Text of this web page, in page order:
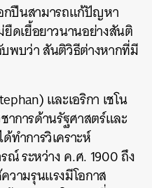
กปืนสามารถแก้ปัญหา
ดเยื้อยาวนานอย่างสันติ
พบว่า สันติวิธีต่างหากที่มี
และเอริกา เชโน
าการด้านรัฐศาสตร์และ
ทำการวิเคราะห์
ณ์ ระหว่าง ค.ศ. 1900 ถึง
วามรุนแรงมีโอกาส